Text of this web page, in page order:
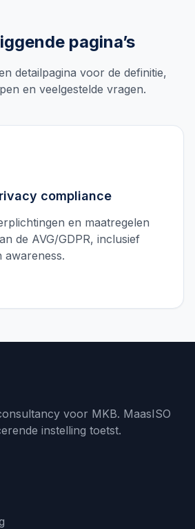
pagina’s
detailpagina voor de definitie,
en veelgestelde vragen.
compliance
en maatregelen
de AVG/GDPR, inclusief
awareness.
voor MKB. MaasISO
instelling toetst.